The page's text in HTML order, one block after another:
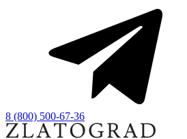
8 (800) 500-67-36